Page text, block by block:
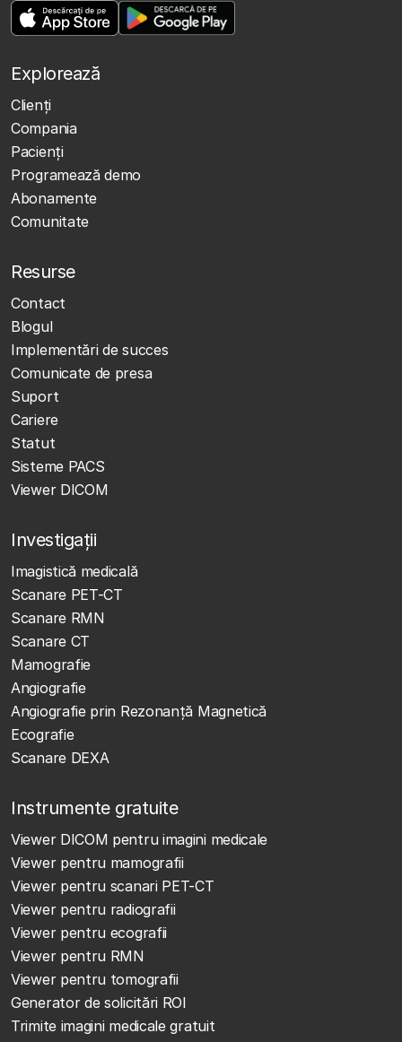
Explorează
Clienţi
Compania
Pacienți
Programează demo
Abonamente
Comunitate
Resurse
Contact
Blogul
Implementări de succes
Comunicate de presa
Suport
Cariere
Statut
Sisteme PACS
Viewer DICOM
Investigații
Imagistică medicală
Scanare PET-CT
Scanare RMN
Scanare CT
Mamografie
Angiografie
Angiografie prin Rezonanță Magnetică
Ecografie
Scanare DEXA
Instrumente gratuite
Viewer DICOM pentru imagini medicale
Viewer pentru mamografii
Viewer pentru scanari PET-CT
Viewer pentru radiografii
Viewer pentru ecografii
Viewer pentru RMN
Viewer pentru tomografii
Generator de solicitări ROI
Trimite imagini medicale gratuit